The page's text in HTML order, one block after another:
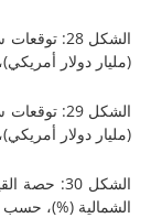
الشكل 28: توقعات سوق
أمريكي)، حسب البيع
الشكل 29: توقعات سوق
أمريكي)، حسب الآخرين،
الشكل 30: حصة القيمة
حسب التطبيق، 2025 و2034